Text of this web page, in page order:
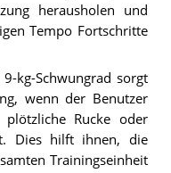
herausholen und
Tempo Fortschritte
9-kg-Schwungrad sorgt
wenn der Benutzer
Rucke oder
Dies hilft ihnen, die
Trainingseinheit